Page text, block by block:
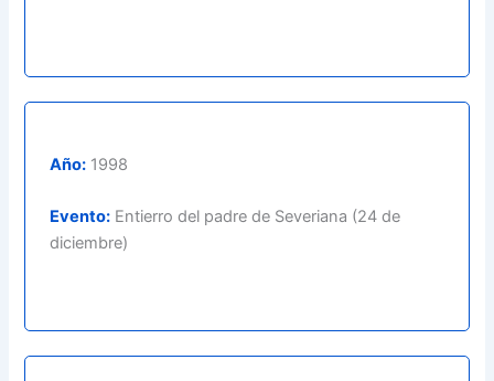
Año: 1998
Evento: Entierro del padre de Severiana (24 de
diciembre)